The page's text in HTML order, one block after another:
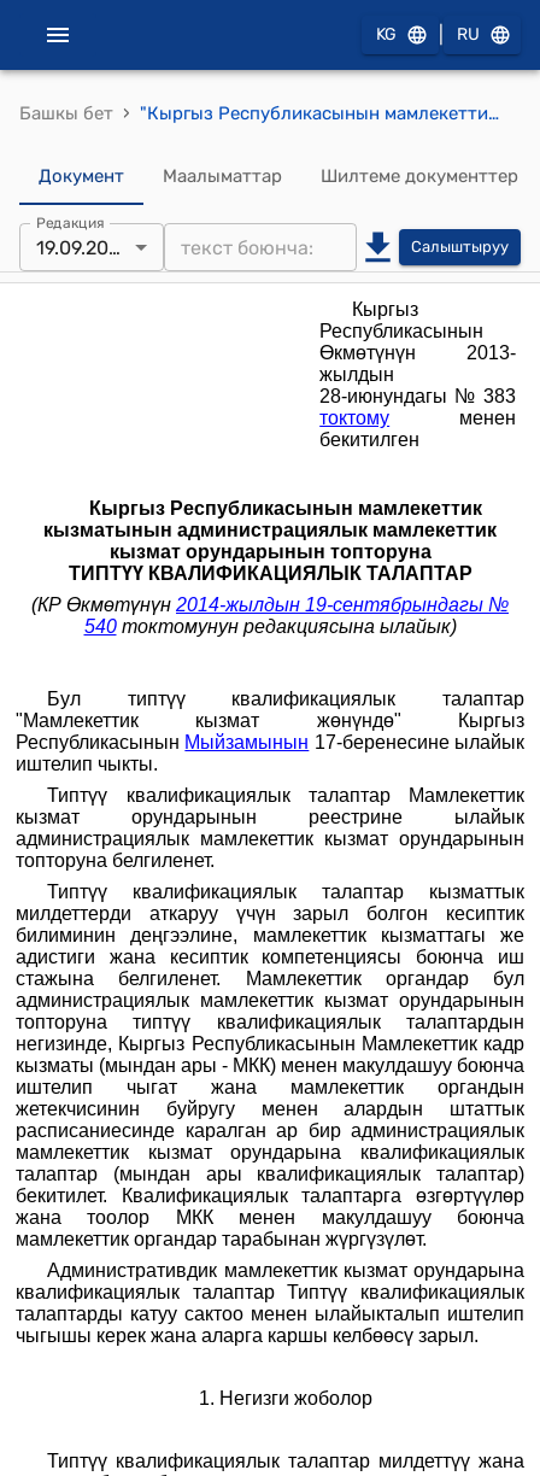
KG RU
Башкы бет › "Кыргыз Республикасынын мамлекеттик кызматынын администрациялык мамлекеттик кызмат орундарынын топторуна" ТИПТҮҮ КВАЛИФИКАЦИЯЛЫК ТАЛАПТАР (Кыргыз Республикасынын Өкмөтүнүн 2013-жылдын 28-июнундагы № 383 токтому менен бекитилген)
Документ Маалыматтар Шилтеме документтер
Редакция
19.09.2014 Салыштыруу